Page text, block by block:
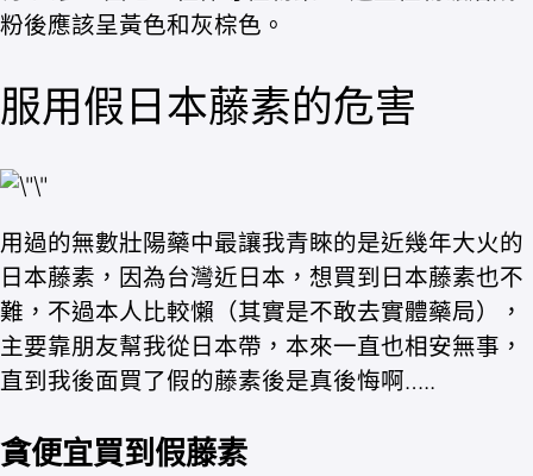
粉後應該呈黃色和灰棕色。
服用假日本藤素的危害
用過的無數壯陽藥中最讓我青睞的是近幾年大火的
日本藤素，因為台灣近日本，想買到日本藤素也不
難，不過本人比較懶（其實是不敢去實體藥局），
主要靠朋友幫我從日本帶，本來一直也相安無事，
直到我後面買了假的藤素後是真後悔啊…..
貪便宜買到假藤素